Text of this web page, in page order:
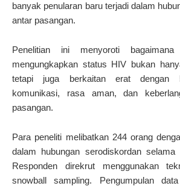
banyak penularan baru terjadi dalam
antar pasangan.
Penelitian ini menyoroti
mengungkapkan status HIV bukan
tetapi juga berkaitan erat dengan
komunikasi, rasa aman, dan
pasangan.
Para peneliti melibatkan 244 orang
dalam hubungan serodiskordan
Responden direkrut menggunakan
snowball sampling. Pengumpulan